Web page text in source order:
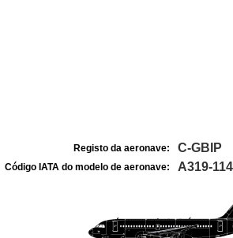
Registo da aeronave: C-GBIP
Código IATA do modelo de aeronave: A319-